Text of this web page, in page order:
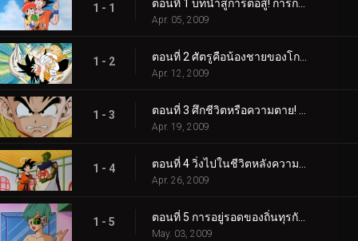
1 - 1
Apr. 05, 2009
1 - 2
Apr. 12, 2009
1 - 3
Apr. 19, 2009
1 - 4
Apr. 26, 2009
1 - 5
May. 03, 2009